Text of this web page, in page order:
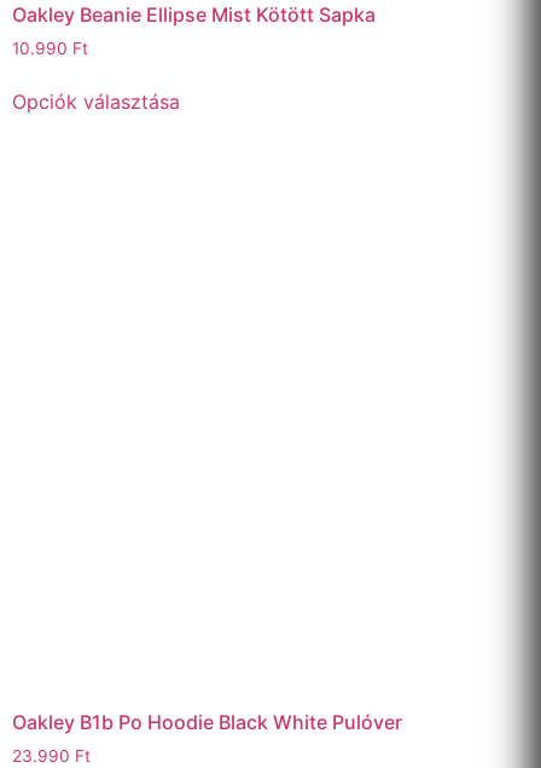
Oakley Beanie Ellipse Mist Kötött Sapka
10.990 Ft
Opciók választása
Oakley B1b Po Hoodie Black White Pulóver
23.990 Ft